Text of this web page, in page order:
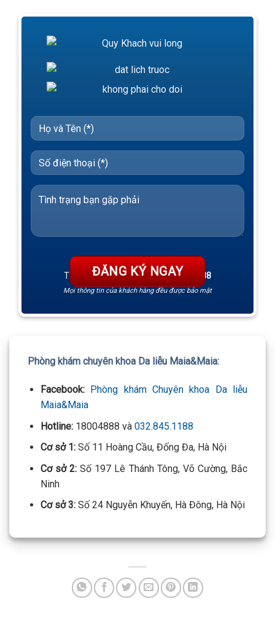
TƯ VẤN 24/7 HOTLINE:032.845.1188
Mọi thông tin của khách hàng đều được bảo mật
Phòng khám chuyên khoa Da liễu Maia&Maia:
Facebook: Phòng khám Chuyên khoa Da liễu
Maia&Maia
Hotline:18004888 và 032.845.1188
Cơ sở 1: Số 11 Hoàng Cầu, Đống Đa, Hà Nội
Cơ sở 2: Số 197 Lê Thánh Tông, Võ Cường, Bắc
Ninh
Cơ sở 3:Số 24 Nguyễn Khuyến, Hà Đông, Hà Nội